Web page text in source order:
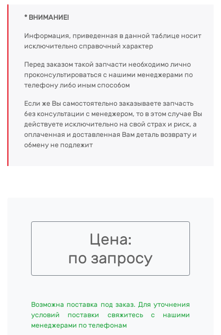
* ВНИМАНИЕ!
Информация, приведенная в данной таблице носит
исключительно справочный характер
Перед заказом такой запчасти необходимо лично
проконсультироваться с нашими менеджерами по
телефону либо иным способом
Если же Вы самостоятельно заказываете запчасть
без консультации с менеджером, то в этом случае Вы
действуете исключительно на свой страх и риск, а
оплаченная и доставленная Вам деталь возврату и
обмену не подлежит
Цена:
по запросу
Возможна поставка под заказ. Для уточнения
условий поставки свяжитесь с нашими
менеджерами по телефонам